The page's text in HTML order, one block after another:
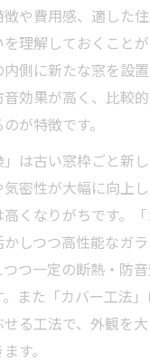
に効果的な窓リフォ
快適性を両立する窓
ームで結露対策を実
ームの種類別に見る
比べる最新の窓リフ
ームの種類ごとに費
ーム補助金を活用した
ーム費用の目安と賢
や費用感、適した
理解しておくこと
側に新たな窓を設
効果が高く、比較
が特徴です。
は古い窓枠ごと新
密性が大幅に向上
くなりがちです。
しつつ高性能なガ
つ一定の断熱・防
また「カバー工法
る工法で、外観を
す。